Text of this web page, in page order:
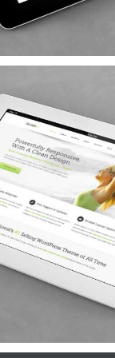
Nam Viverra
Cat 1 Cat 2